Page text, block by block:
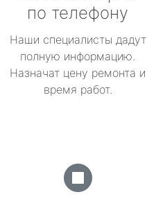
по телефону
Наши специалисты дадут
полную информацию.
Назначат цену ремонта и
время работ.